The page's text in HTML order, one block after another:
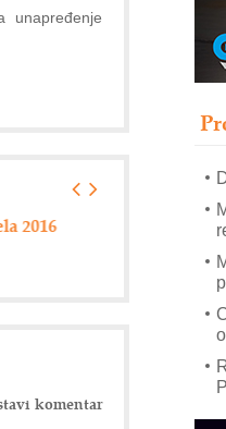
unapređenje
2016 80 miliona
komentar